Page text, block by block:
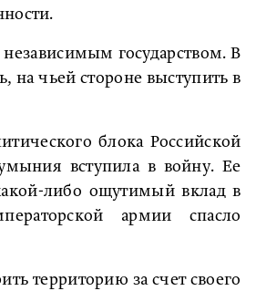
государством. В
на чьей стороне выступить в
блока Российской
вступила в войну. Ее
либо ощутимый вклад в
армии спасло
территорию за счет своего